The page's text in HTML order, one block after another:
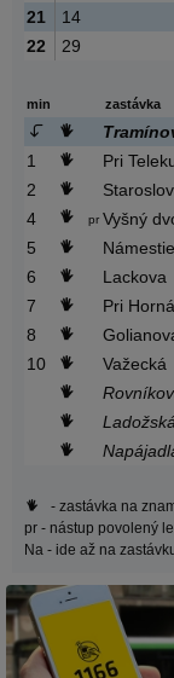
min zastávka
1
Pri
2
4
pr Vyšný
5
6
Lackova
7
Pri
8
10
Važecká
21
14
22
29
- zastávka na
pr - nástup povolený
Na - ide až na